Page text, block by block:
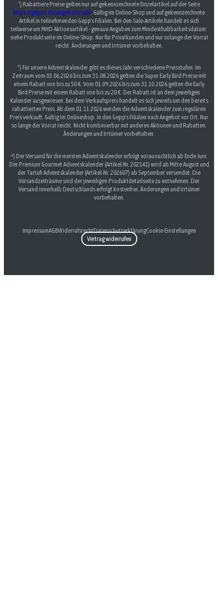
¹) Rabattiere Preise gelten nur auf gekennzeichnete Einzelartikel auf der Seite
https://gepps.de/angebote/sale. Gültig im Online-Shop und auf gekennzeichnete
Artikel in teilnehmenden Gepp's Filialen. Bei den Sale-Artikeln handelt es sich
teilweise um MHD-Aktionsartikel - genaue Angaben zum Mindesthaltbarkeitsdatum:
siehe Produktseite im Online-Shop. Nur für Privatkunden und nur solange der Vorrat
reicht. Änderungen und Irrtümer vorbehalten.
³) Für unsere Adventskalender gibt es dieses Jahr verschiedene Preisstufen. Im
Zeitraum vom 03.06.2026 bis zum 31.08.2026 gelten die Super Early Bird Preise mit
einem Rabatt von bis zu 50 €. Vom 01.09.2026 bis zum 31.10.2026 gelten die Early
Bird Preise mit einem Rabatt von bis zu 20 €. Der Rabatt ist an dem jeweiligen
Kalender ausgewiesen. Bei dem Verkaufspreis handelt es sich jeweils um den bereits
rabattierten Preis. Ab dem 01.11.2026 werden die Adventskalender zum regulären
Preis verkauft. Gültig im Onlineshop. In den Gepp's Filialen nach Angebot vor Ort. Nur
so lange der Vorrat reicht. Nicht kombinierbar mit anderen Aktionen und Rabatten.
Änderungen und Irrtümer vorbehalten.
⁴) Der Versand für die meisten Adventskalender erfolgt voraussichtlich ab Ende Juni.
Der Premium Gourmet Adventskalender (Artikel-Nr. 202141) wird ab Mitte August und
der Tartufi Adventskalender (Artikel-Nr. 202607) ab September versendet. Die
Versandzeiträume sind der jeweiligen Produktdetailseite zu entnehmen. Der
Versand innerhalb Deutschlands erfolgt kostenfrei. Änderungen und Irrtümer
vorbehalten.
ImpressumAGBWiderrufsrechtDatenschutzerklärungCookie-Einstellungen
Vertrag widerrufen